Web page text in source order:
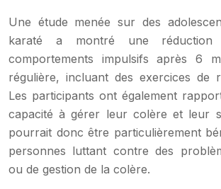
Une étude menée sur des
karaté a montré une
comportements impulsifs après 6
régulière, incluant des exercices de
Les participants ont également
capacité à gérer leur colère et leur
pourrait donc être particulièrement
personnes luttant contre des
ou de gestion de la colère.